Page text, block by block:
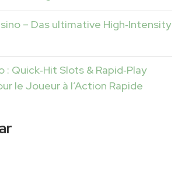
– Das ultimative High‑Intensity
: Quick‑Hit Slots & Rapid‑Play
le Joueur à l’Action Rapide